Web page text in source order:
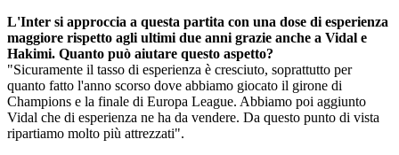
L'Inter si approccia a questa partita con una dose di esperienza
maggiore rispetto agli ultimi due anni grazie anche a Vidal e
Hakimi. Quanto può aiutare questo aspetto?
"Sicuramente il tasso di esperienza è cresciuto, soprattutto per
quanto fatto l'anno scorso dove abbiamo giocato il girone di
Champions e la finale di Europa League. Abbiamo poi aggiunto
Vidal che di esperienza ne ha da vendere. Da questo punto di vista
ripartiamo molto più attrezzati".